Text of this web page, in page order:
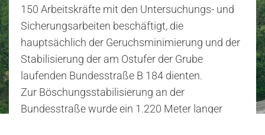
150 Arbeitskräfte mit den Untersuchungs- und
Sicherungsarbeiten beschäftigt, die
hauptsächlich der Geruchsminimierung und der
Stabilisierung der am Ostufer der Grube
laufenden Bundesstraße B 184 dienten.
Zur Böschungsstabilisierung an der
Bundesstraße wurde ein 1.220 Meter langer